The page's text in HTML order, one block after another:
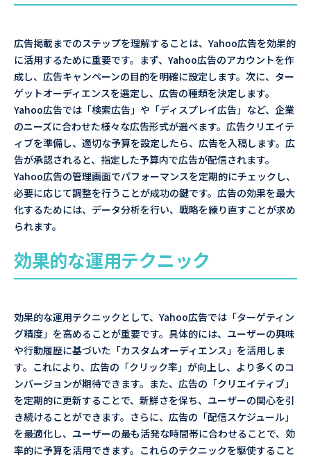
広告掲載までのステップを理解することは、Yahoo広告を効果的
に活用するために重要です。まず、Yahoo広告のアカウントを作
成し、広告キャンペーンの目的を明確に設定します。次に、ター
ゲットオーディエンスを選定し、広告の種類を決定します。
Yahoo広告では「検索広告」や「ディスプレイ広告」など、企業
のニーズに合わせた様々な広告形式が選べます。広告クリエイテ
ィブを準備し、適切な予算を設定したら、広告を入稿します。広
告が承認されると、指定した予算内で広告が配信されます。
Yahoo広告の管理画面でパフォーマンスを定期的にチェックし、
必要に応じて調整を行うことが成功の鍵です。広告の効果を最大
化するためには、データ分析を行い、戦略を練り直すことが求め
られます。
効果的な運用テクニック
効果的な運用テクニックとして、Yahoo広告では「ターゲティン
グ精度」を高めることが重要です。具体的には、ユーザーの興味
や行動履歴に基づいた「カスタムオーディエンス」を活用しま
す。これにより、広告の「クリック率」が向上し、より多くのコ
ンバージョンが期待できます。また、広告の「クリエイティブ」
を定期的に更新することで、新鮮さを保ち、ユーザーの関心を引
き続けることができます。さらに、広告の「配信スケジュール」
を最適化し、ユーザーの最も活発な時間帯に合わせることで、効
率的に予算を活用できます。これらのテクニックを駆使すること